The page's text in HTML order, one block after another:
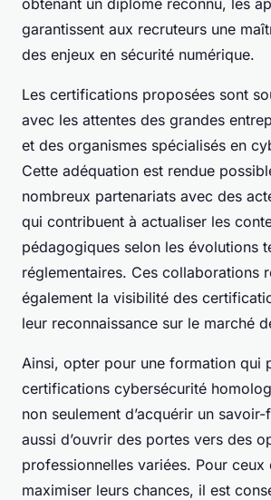
garantissent aux recruteurs une
des enjeux en sécurité numérique.
Les certifications proposées sont
avec les attentes des grandes
et des organismes spécialisés en
Cette adéquation est rendue
nombreux partenariats avec des
qui contribuent à actualiser les
pédagogiques selon les évolutions
réglementaires. Ces collaborations
également la visibilité des
leur reconnaissance sur le marché
Ainsi, opter pour une formation qui
certifications cybersécurité
non seulement d’acquérir un
aussi d’ouvrir des portes vers des
professionnelles variées. Pour ceux
maximiser leurs chances, il est